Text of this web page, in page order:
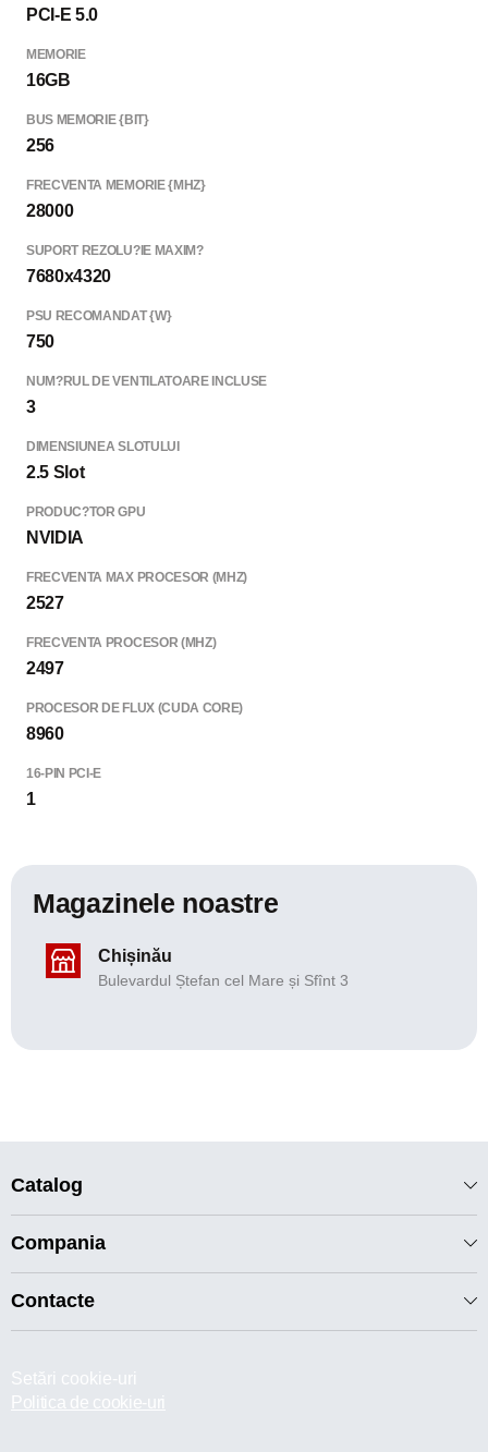
PCI-E 5.0
MEMORIE
16GB
BUS MEMORIE {BIT}
256
FRECVENTA MEMORIE {MHZ}
28000
SUPORT REZOLU?IE MAXIM?
7680x4320
PSU RECOMANDAT {W}
750
NUM?RUL DE VENTILATOARE INCLUSE
3
DIMENSIUNEA SLOTULUI
2.5 Slot
PRODUC?TOR GPU
NVIDIA
FRECVENTA MAX PROCESOR (MHZ)
2527
FRECVENTA PROCESOR (MHZ)
2497
PROCESOR DE FLUX (CUDA CORE)
8960
16-PIN PCI-E
1
Magazinele noastre
Chișinău
Bulevardul Ștefan cel Mare și Sfînt 3
Catalog
Compania
Contacte
Setări cookie-uri
Politica de cookie-uri